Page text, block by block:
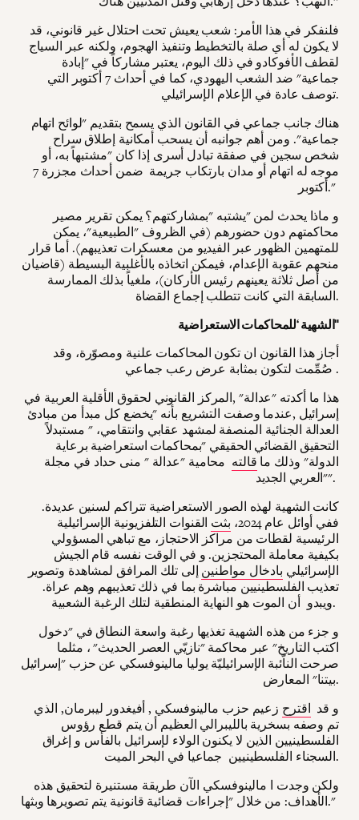
فلنفكر في هذا الأمر: شعب يعيش تحت احتلال غير قانوني، قد
لا يكون له أي صلة بالتخطيط وتنفيذ الهجوم، ولكنه عبر السياج
لقطف الأفوكادو في ذلك اليوم، يعتبر مشاركاً في "إبادة
جماعية" ضد الشعب اليهودي، كما في أحداث 7 أكتوبر التي
توصف عادة في الإعلام الإسرائيلي.
هناك جانب جماعي في القانون الذي يسمح بتقديم "لوائح اتهام
جماعية". ومن أهم جوانبه أن يسحب أمكانية إطلاق سراح
شخص سجين في صفقة تبادل أسرى إذا كان "مشتبهاً به، أو
موجه له اتهام أو مدان بارتكاب جريمة ضمن أحداث مجزرة 7
أكتوبر."
و ماذا يحدث لمن "يشتبه "بمشاركتهم؟ يمكن تقرير مصير
محاكمتهم دون حضورهم (في الظروف "الطبيعية"، يمكن
للمتهمين الظهور عبر الفيديو من معسكرات تعذيبهم). أما قرار
منحهم عقوبة الإعدام، فيمكن اتخاذه بالأغلبية البسيطة (قاضيان
من أصل ثلاثة يعينهم رئيس الأركان)، ملغياً بذلك الممارسة
السابقة التي كانت تتطلب إجماع القضاة.
الشهية ‘للمحاكمات الاستعراضية"
أجاز هذا القانون ان تكون المحاكمات علنية ومصوّرة، وقد
صُمِّمت لتكون بمثابة عرض رعب جماعي .
هذا ما أكدته "عدالة" ,المركز القانوني لحقوق الأقلية العربية في
إسرائيل ,عندما وصفت التشريع بأنه "يخضع كل مبدأ من مبادئ
العدالة الجنائية المنصفة لمشهد عقابي وانتقامي، " مستبدلاً
التحقيق القضائي الحقيقي "بمحاكمات استعراضية برعاية
الدولة" وذلك ما قالته محامية "عدالة " منى حداد في مجلة
"العربي الجديد".
كانت الشهية لهذه الصور الاستعراضية تتراكم لسنين عديدة.
ففي أوائل عام 2024،
بثت القنوات التلفزيونية الإسرائيلية
الرئيسية لقطات من مراكز الاحتجاز، مع تباهي المسؤولي
بكيفية معاملة المحتجزين. و في الوقت نفسه قام الجيش
الإسرائيلي بادخال مواطنين إلى تلك المرافق لمشاهدة وتصوير
تعذيب الفلسطينيين مباشرة بما في ذلك تعذيبهم وهم عراة.
ويبدو أن الموت هو النهاية المنطقية لتلك الرغبة الشعبية.
و جزء من هذه الشهية تغذيها رغبة واسعة النطاق في "دخول
اكتب التاريخ" عبر محاكمة "نازيّي العصر الحديث" ، مثلما
صرحت الناّئبة الإسرائيليّة يوليا مالينوفسكي عن حزب "إسرائيل
بيتنا" المعارض.
و قد اقترح زعيم حزب مالينوفسكي , أفيغدور ليبرمان, الذي
تم وصفه بسخرية بالليبرالي العظيم أن يتم قطع رؤوس
الفلسطينيين الذين لا يكنون الولاء لإسرائيل بالفأس و إغراق
السجناء الفلسطينيين جماعيا في البحر الميت.
ولكن وجدت ا مالينوفسكي الآن طريقة مستنيرة لتحقيق هذه
الأهداف: من خلال "إجراءات قضائية قانونية يتم تصويرها وبثها."